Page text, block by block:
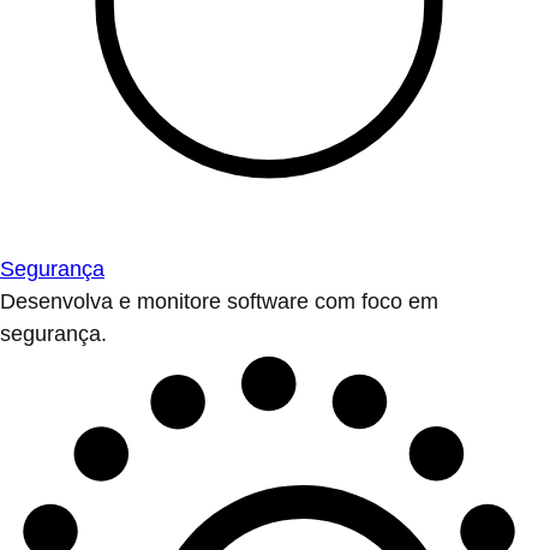
Segurança
Desenvolva e monitore software com foco em
segurança.